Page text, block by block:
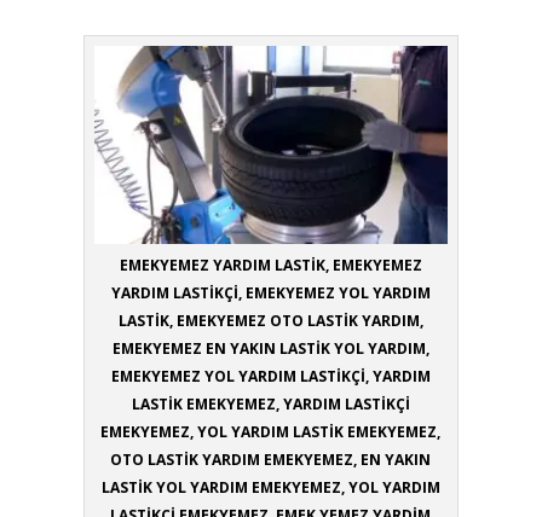
EMEKYEMEZ YARDIM LASTİK, EMEKYEMEZ
YARDIM LASTİKÇİ, EMEKYEMEZ YOL YARDIM
LASTİK, EMEKYEMEZ OTO LASTİK YARDIM,
EMEKYEMEZ EN YAKIN LASTİK YOL YARDIM,
EMEKYEMEZ YOL YARDIM LASTİKÇİ, YARDIM
LASTİK EMEKYEMEZ, YARDIM LASTİKÇİ
EMEKYEMEZ, YOL YARDIM LASTİK EMEKYEMEZ,
OTO LASTİK YARDIM EMEKYEMEZ, EN YAKIN
LASTİK YOL YARDIM EMEKYEMEZ, YOL YARDIM